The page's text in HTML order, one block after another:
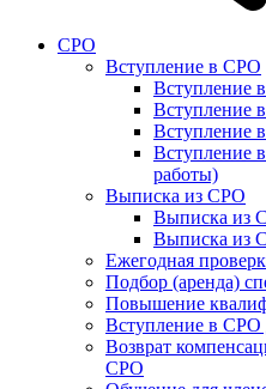
СРО
Вступление в СРО
Вступление
Вступление
Вступление
Вступление
работы)
Выписка из СРО
Выписка
Выписка
Ежегодная
Подбор (аренда)
Повышение
Вступление в
Возврат
СРО